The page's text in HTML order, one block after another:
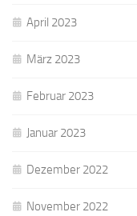
April 2023
März 2023
Februar 2023
Januar 2023
Dezember 2022
November 2022